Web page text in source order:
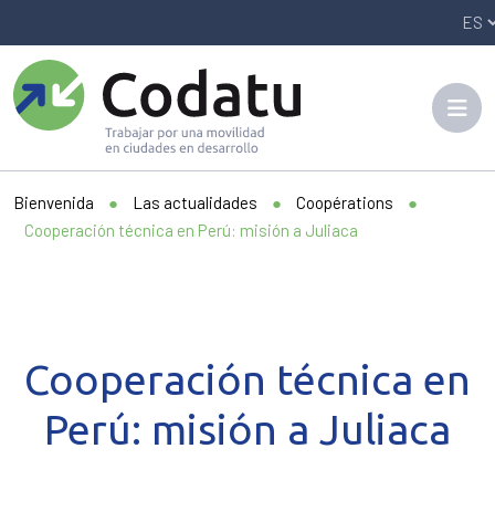
Bienvenida ● Las actualidades ● Coopérations
●
Cooperación técnica en Perú: misión a Juliaca
Cooperación técnica en
Perú: misión a Juliaca